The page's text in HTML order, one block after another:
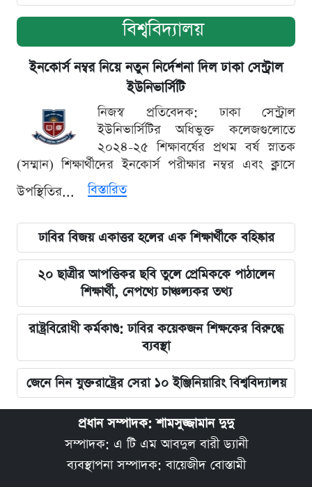
বিশ্ববিদ্যালয়
ইনকোর্স নম্বর নিয়ে নতুন নির্দেশনা দিল ঢাকা সেন্ট্রাল
ইউনিভার্সিটি
নিজস্ব প্রতিবেদক: ঢাকা সেন্ট্রাল
ইউনিভার্সিটির অধিভুক্ত কলেজগুলোতে
২০২৪-২৫ শিক্ষাবর্ষের প্রথম বর্ষ স্নাতক
(সম্মান) শিক্ষার্থীদের ইনকোর্স পরীক্ষার নম্বর এবং ক্লাসে
উপস্থিতির...
বিস্তারিত
ঢাবির বিজয় একাত্তর হলের এক শিক্ষার্থীকে বহিষ্কার
২০ ছাত্রীর আপত্তিকর ছবি তুলে প্রেমিককে পাঠালেন
শিক্ষার্থী, নেপথ্যে চাঞ্চল্যকর তথ্য
রাষ্ট্রবিরোধী কর্মকাণ্ড: ঢাবির কয়েকজন শিক্ষকের বিরুদ্ধে
ব্যবস্থা
জেনে নিন যুক্তরাষ্ট্রের সেরা ১০ ইঞ্জিনিয়ারিং বিশ্ববিদ্যালয়
প্রধান সম্পাদক: শামসুজ্জামান দুদু
সম্পাদক: এ টি এম আবদুল বারী ড্যানী
ব্যবস্থাপনা সম্পাদক: বায়েজীদ বোস্তামী